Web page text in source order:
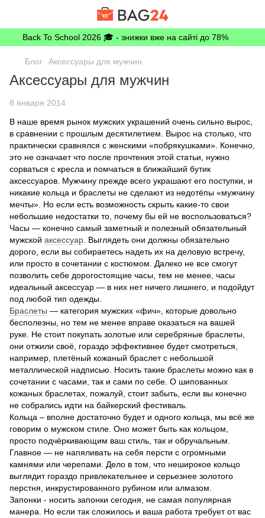
Back To School 2026 🎓 - знижки вже на сайті до 78%
Блог Аксессуары для мужчин
Аксессуары для мужчин
8 января 2014
В наше время рынок мужских украшений очень сильно вырос,
в сравнении с прошлым десятилетием. Вырос на столько, что
практически сравнялся с женскими «побрякушками». Конечно,
это не означает что после прочтения этой статьи, нужно
сорваться с кресла и помчаться в ближайший бутик
аксессуаров. Мужчину прежде всего украшают его поступки, и
никакие кольца и браслеты не сделают из недотёпы «мужчину
мечты». Но если есть возможность скрыть какие-то свои
небольшие недостатки то, почему бы ей не воспользоваться?
Часы — конечно самый заметный и полезный обязательный
мужской аксессуар . Выглядеть они должны обязательно
дорого, если вы собираетесь надеть их на деловую встречу,
или просто в сочетании с костюмом. Далеко не все смогут
позволить себе дорогостоящие часы, тем не менее, часы
идеальный аксессуар — в них нет ничего лишнего, и подойдут
под любой тип одежды.
Браслеты — категория мужских «фич», которые довольно
бесполезны, но тем не менее вправе оказаться на вашей
руке. Не стоит покупать золотые или серебряные браслеты,
они отжили своё, гораздо эффективнее будет смотреться,
например, плетёный кожаный браслет с небольшой
металлической надписью. Носить такие браслеты можно как в
сочетании с часами, так и сами по себе. О шипованных
кожаных браслетах, пожалуй, стоит забыть, если вы конечно
не собрались идти на байкерский фестиваль.
Кольца – вполне достаточно будет и одного кольца, мы всё же
говорим о мужском стиле. Оно может быть как кольцом,
просто подчёркивающим ваш стиль, так и обручальным.
Главное — не напяливать на себя персти с огромными
камнями или черепами. Дело в том, что неширокое кольцо
выглядит гораздо привлекательнее и серьезнее золотого
перстня, инкрустированного рубином или алмазом.
Запонки - носить запонки сегодня, не самая популярная
манера. Но если так сложилось и ваша работа требует от вас